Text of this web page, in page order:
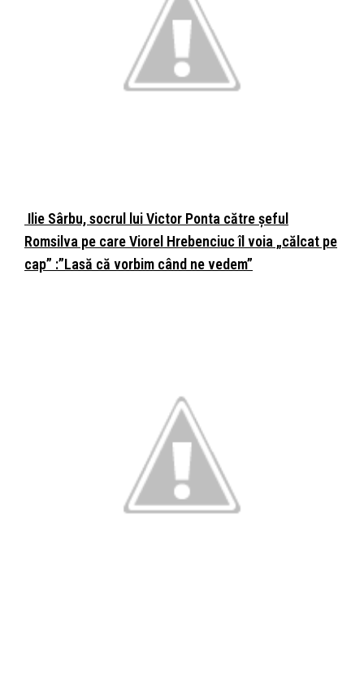
Ilie Sârbu, socrul lui Victor Ponta către șeful
Romsilva pe care Viorel Hrebenciuc îl voia „călcat pe
cap” :”Lasă că vorbim când ne vedem”